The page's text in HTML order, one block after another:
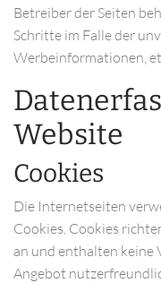
Betreiber der Seiten
Schritte im Falle der
Werbeinformationen,
Website
Cookies
Die Internetseiten
Cookies. Cookies
an und enthalten keine
Angebot